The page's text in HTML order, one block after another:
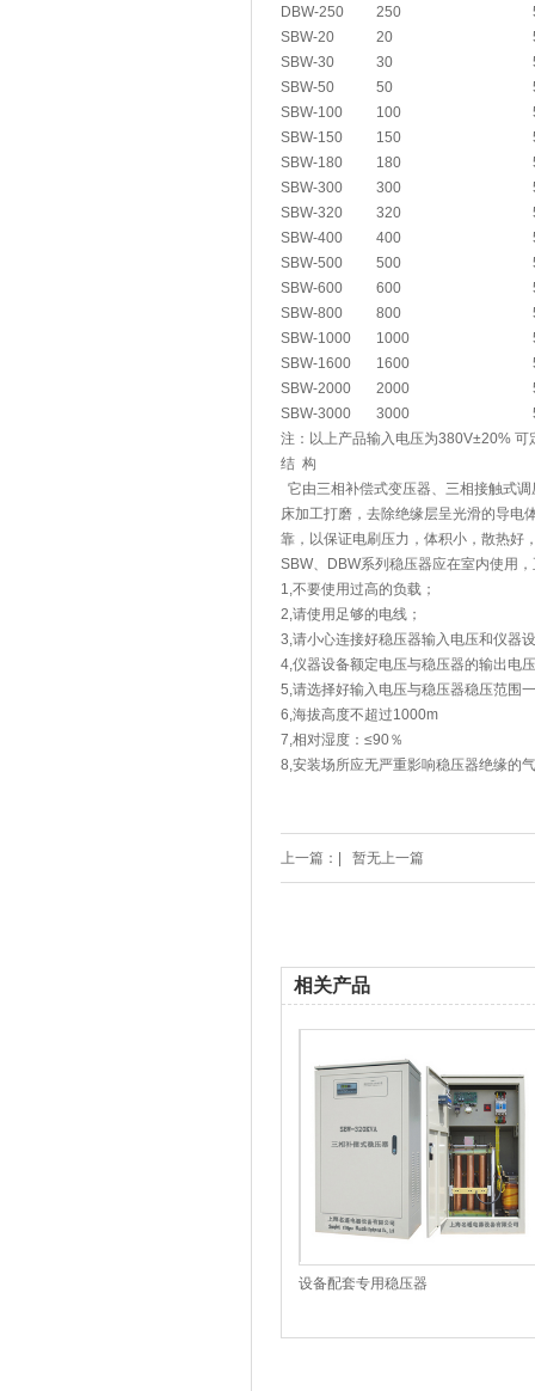
DBW-250
250
SBW-20
20
SBW-30
30
SBW-50
50
SBW-100
100
SBW-150
150
SBW-180
180
SBW-300
300
SBW-320
320
SBW-400
400
SBW-500
500
SBW-600
600
SBW-800
800
SBW-1000
1000
SBW-1600
1600
SBW-2000
2000
SBW-3000
3000
注：以上产品输入电压为380V±20%
结 构
它由三相补偿式变压器、三相接触式
床加工打磨，去除绝缘层呈光滑的导电
靠，以保证电刷压力，体积小，散热好
SBW、DBW系列稳压器应在室内使用
1,不要使用过高的负载；
2,请使用足够的电线；
3,请小心连接好稳压器输入电压和仪器
4,仪器设备额定电压与稳压器的输出电
5,请选择好输入电压与稳压器稳压范围
6,海拔高度不超过1000m
7,相对湿度：≤90％
8,安装场所应无严重影响稳压器绝缘的
上一篇：| 暂无上一篇
相关产品
设备配套专用稳压器